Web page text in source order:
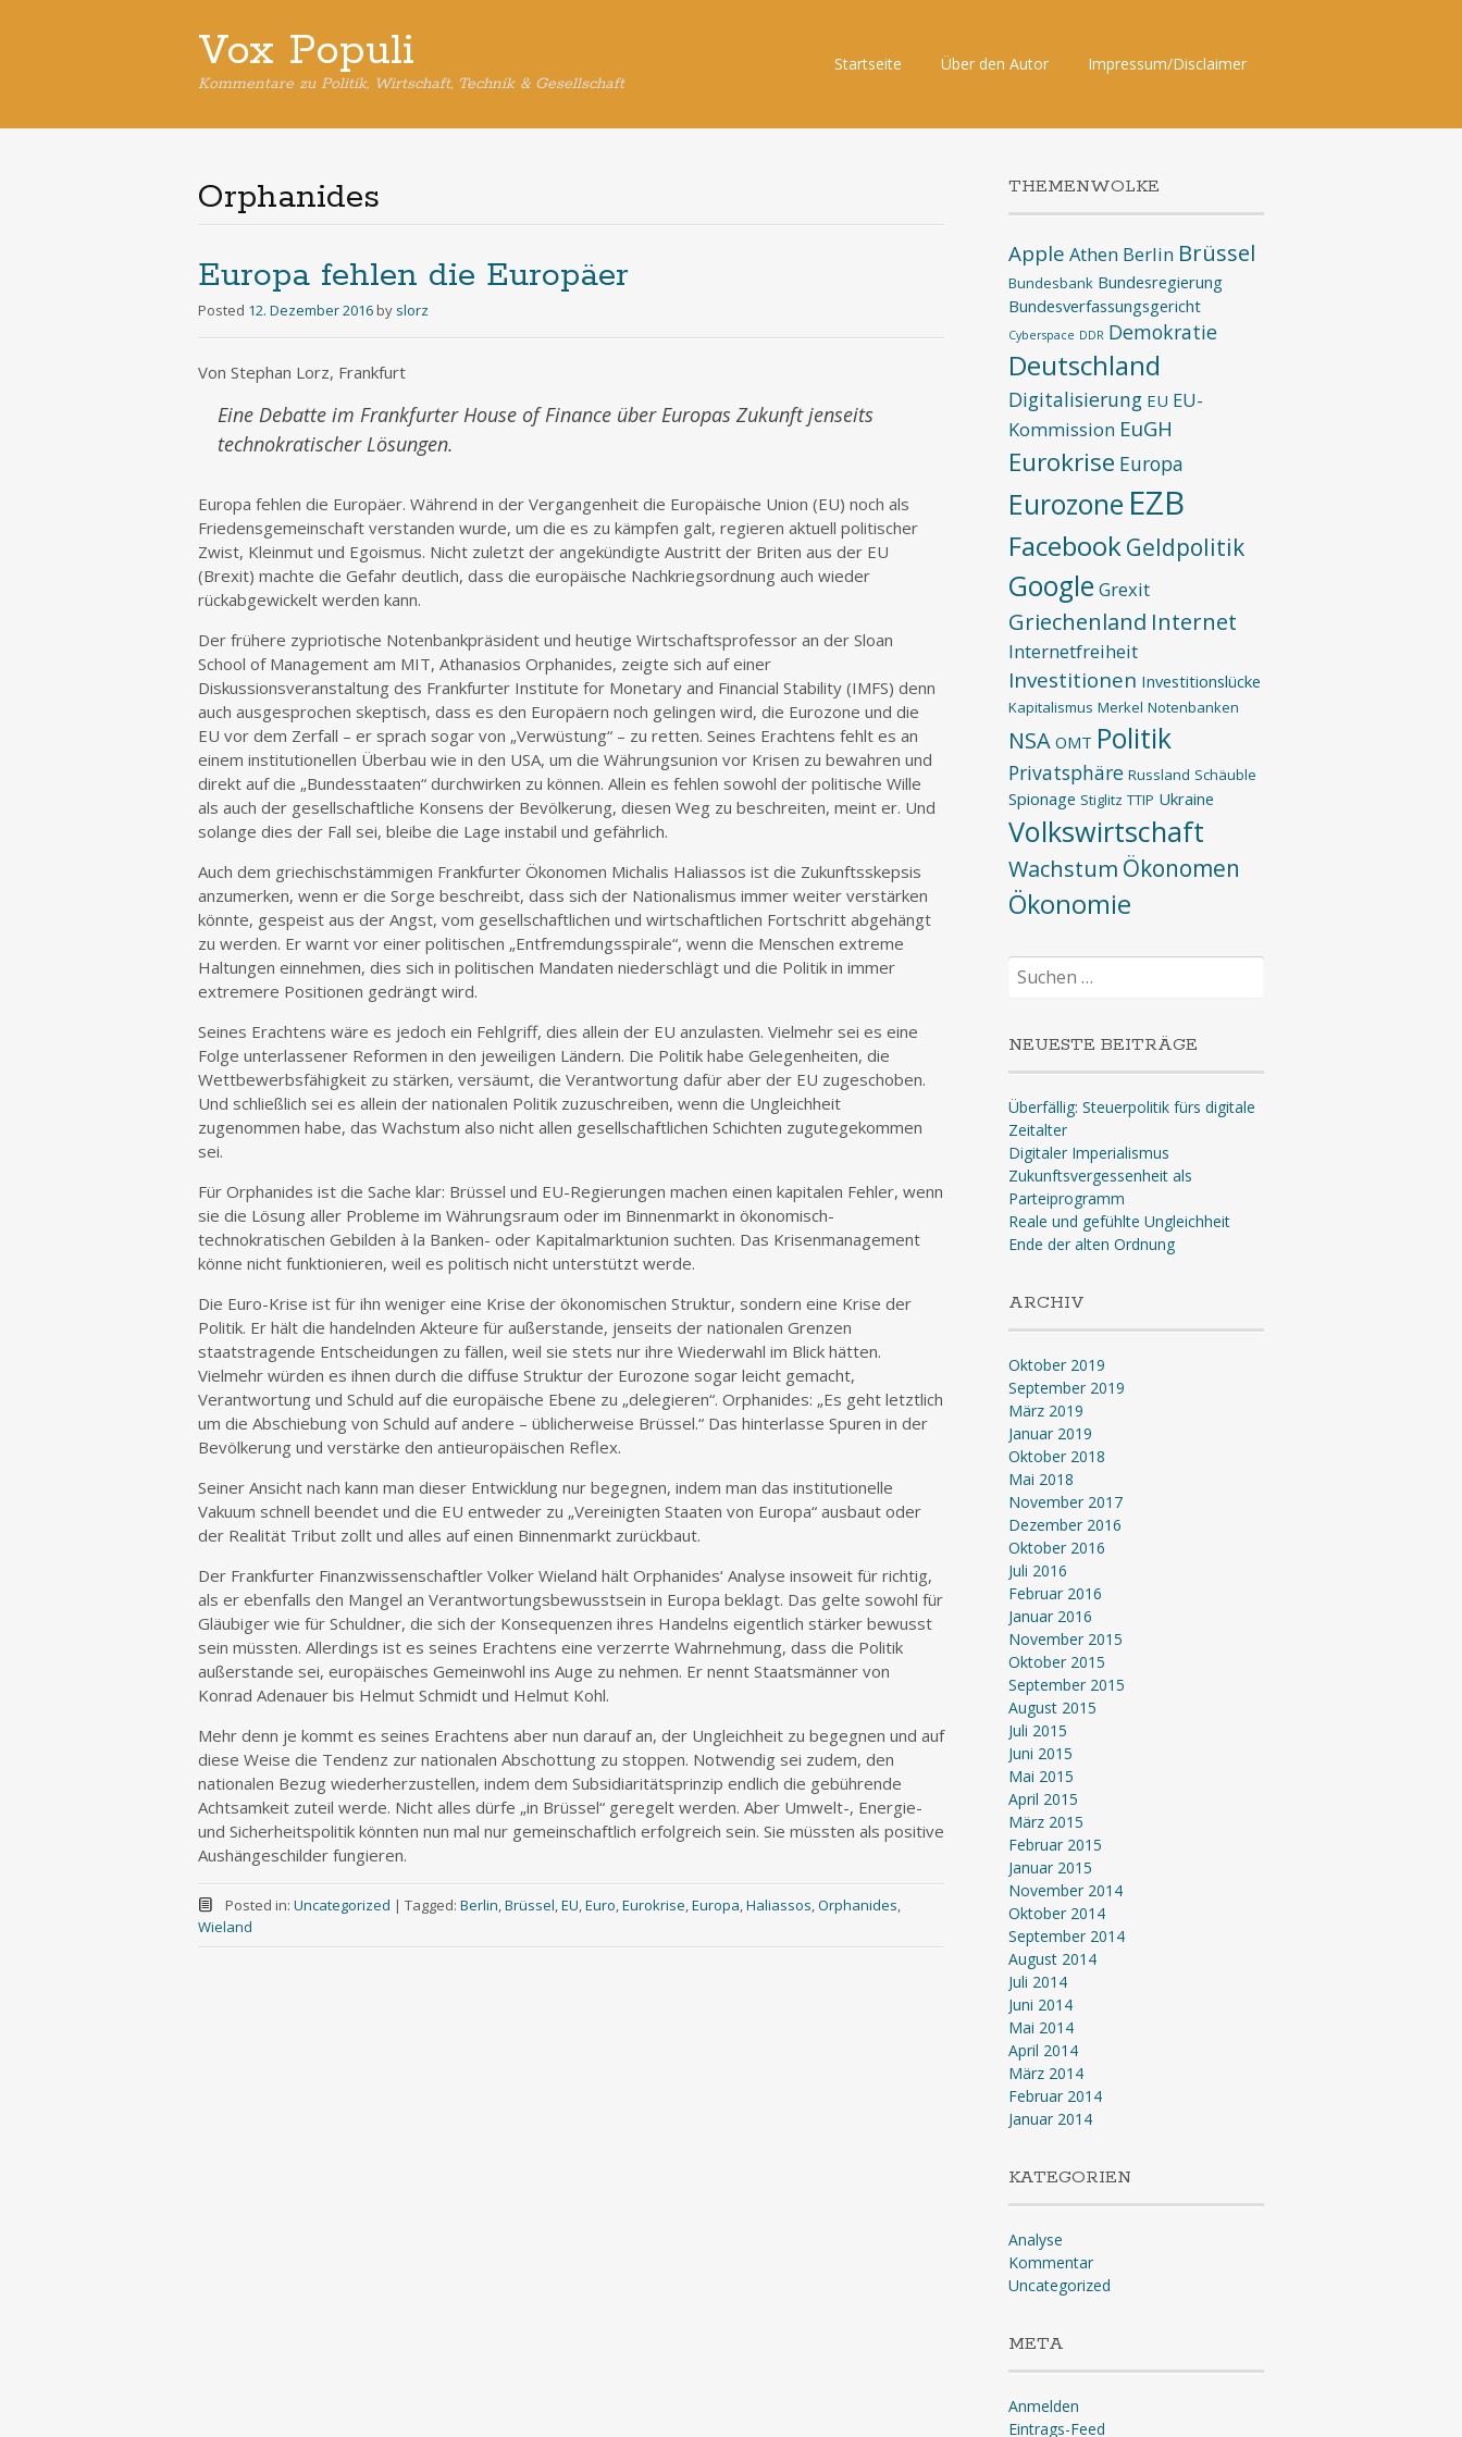
Vox Populi
Kommentare zu Politik, Wirtschaft, Technik & Gesellschaft
Skip
Startseite Über den Autor Impressum/Disclaimer
Orphanides
Europa fehlen die Europäer
Posted 12. Dezember 2016 by slorz
Von Stephan Lorz, Frankfurt
Eine Debatte im Frankfurter House of Finance über Europas Zukunft jenseits
technokratischer Lösungen.
Europa fehlen die Europäer. Während in der Vergangenheit die Europäische Union (EU) noch als
Friedensgemeinschaft verstanden wurde, um die es zu kämpfen galt, regieren aktuell politischer
Zwist, Kleinmut und Egoismus. Nicht zuletzt der angekündigte Austritt der Briten aus der EU
(Brexit) machte die Gefahr deutlich, dass die europäische Nachkriegsordnung auch wieder
rückabgewickelt werden kann.
Der frühere zypriotische Notenbankpräsident und heutige Wirtschaftsprofessor an der Sloan
School of Management am MIT, Athanasios Orphanides, zeigte sich auf einer
Diskussionsveranstaltung des Frankfurter Institute for Monetary and Financial Stability (IMFS) denn
auch ausgesprochen skeptisch, dass es den Europäern noch gelingen wird, die Eurozone und die
EU vor dem Zerfall – er sprach sogar von „Verwüstung“ – zu retten. Seines Erachtens fehlt es an
einem institutionellen Überbau wie in den USA, um die Währungsunion vor Krisen zu bewahren und
direkt auf die „Bundesstaaten“ durchwirken zu können. Allein es fehlen sowohl der politische Wille
als auch der gesellschaftliche Konsens der Bevölkerung, diesen Weg zu beschreiten, meint er. Und
solange dies der Fall sei, bleibe die Lage instabil und gefährlich.
Auch dem griechischstämmigen Frankfurter Ökonomen Michalis Haliassos ist die Zukunftsskepsis
anzumerken, wenn er die Sorge beschreibt, dass sich der Nationalismus immer weiter verstärken
könnte, gespeist aus der Angst, vom gesellschaftlichen und wirtschaftlichen Fortschritt abgehängt
zu werden. Er warnt vor einer politischen „Entfremdungsspirale“, wenn die Menschen extreme
Haltungen einnehmen, dies sich in politischen Mandaten niederschlägt und die Politik in immer
extremere Positionen gedrängt wird.
Seines Erachtens wäre es jedoch ein Fehlgriff, dies allein der EU anzulasten. Vielmehr sei es eine
Folge unterlassener Reformen in den jeweiligen Ländern. Die Politik habe Gelegenheiten, die
Wettbewerbsfähigkeit zu stärken, versäumt, die Verantwortung dafür aber der EU zugeschoben.
Und schließlich sei es allein der nationalen Politik zuzuschreiben, wenn die Ungleichheit
zugenommen habe, das Wachstum also nicht allen gesellschaftlichen Schichten zugutegekommen
sei.
Für Orphanides ist die Sache klar: Brüssel und EU-Regierungen machen einen kapitalen Fehler, wenn
sie die Lösung aller Probleme im Währungsraum oder im Binnenmarkt in ökonomisch-
technokratischen Gebilden à la Banken- oder Kapitalmarktunion suchten. Das Krisenmanagement
könne nicht funktionieren, weil es politisch nicht unterstützt werde.
Die Euro-Krise ist für ihn weniger eine Krise der ökonomischen Struktur, sondern eine Krise der
Politik. Er hält die handelnden Akteure für außerstande, jenseits der nationalen Grenzen
staatstragende Entscheidungen zu fällen, weil sie stets nur ihre Wiederwahl im Blick hätten.
Vielmehr würden es ihnen durch die diffuse Struktur der Eurozone sogar leicht gemacht,
Verantwortung und Schuld auf die europäische Ebene zu „delegieren“. Orphanides: „Es geht letztlich
um die Abschiebung von Schuld auf andere – üblicherweise Brüssel.“ Das hinterlasse Spuren in der
Bevölkerung und verstärke den antieuropäischen Reflex.
Seiner Ansicht nach kann man dieser Entwicklung nur begegnen, indem man das institutionelle
Vakuum schnell beendet und die EU entweder zu „Vereinigten Staaten von Europa“ ausbaut oder
der Realität Tribut zollt und alles auf einen Binnenmarkt zurückbaut.
Der Frankfurter Finanzwissenschaftler Volker Wieland hält Orphanides‘ Analyse insoweit für richtig,
als er ebenfalls den Mangel an Verantwortungsbewusstsein in Europa beklagt. Das gelte sowohl für
Gläubiger wie für Schuldner, die sich der Konsequenzen ihres Handelns eigentlich stärker bewusst
sein müssten. Allerdings ist es seines Erachtens eine verzerrte Wahrnehmung, dass die Politik
außerstande sei, europäisches Gemeinwohl ins Auge zu nehmen. Er nennt Staatsmänner von
Konrad Adenauer bis Helmut Schmidt und Helmut Kohl.
Mehr denn je kommt es seines Erachtens aber nun darauf an, der Ungleichheit zu begegnen und auf
diese Weise die Tendenz zur nationalen Abschottung zu stoppen. Notwendig sei zudem, den
nationalen Bezug wiederherzustellen, indem dem Subsidiaritätsprinzip endlich die gebührende
Achtsamkeit zuteil werde. Nicht alles dürfe „in Brüssel“ geregelt werden. Aber Umwelt-, Energie-
und Sicherheitspolitik könnten nun mal nur gemeinschaftlich erfolgreich sein. Sie müssten als positive
Aushängeschilder fungieren.
Posted in: Uncategorized | Tagged: Berlin,Brüssel,EU,Euro,Eurokrise,Europa,Haliassos,Orphanides,
Wieland
THEMENWOLKE
Apple Athen Berlin Brüssel
Bundesbank Bundesregierung
Bundesverfassungsgericht
Cyberspace DDR Demokratie
Deutschland
Digitalisierung EU EU-
Kommission EuGH
Eurokrise Europa
Eurozone EZB
FacebookGeldpolitik
Google Grexit
Griechenland Internet
Internetfreiheit
Investitionen Investitionslücke
Kapitalismus Merkel Notenbanken
NSA OMT Politik
Privatsphäre Russland Schäuble
Spionage Stiglitz TTIP Ukraine
Volkswirtschaft
Wachstum Ökonomen
Ökonomie
Suchen
nach:
NEUESTE BEITRÄGE
Überfällig: Steuerpolitik fürs digitale
Zeitalter
Digitaler Imperialismus
Zukunftsvergessenheit als
Parteiprogramm
Reale und gefühlte Ungleichheit
Ende der alten Ordnung
ARCHIV
Oktober 2019
September 2019
März 2019
Januar 2019
Oktober 2018
Mai 2018
November 2017
Dezember 2016
Oktober 2016
Juli 2016
Februar 2016
Januar 2016
November 2015
Oktober 2015
September 2015
August 2015
Juli 2015
Juni 2015
Mai 2015
April 2015
März 2015
Februar 2015
Januar 2015
November 2014
Oktober 2014
September 2014
August 2014
Juli 2014
Juni 2014
Mai 2014
April 2014
März 2014
Februar 2014
Januar 2014
KATEGORIEN
Analyse
Kommentar
Uncategorized
META
Anmelden
Eintrags-Feed